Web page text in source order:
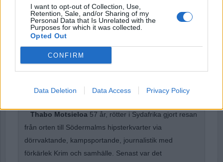
I want to opt-out of Collection, Use,
Retention, Sale, and/or Sharing of my
Personal Data that Is Unrelated with the
Purposes for which it was collected.
Opted Out
CONFIRM
Data Deletion Data Access Privacy Policy
Remember Me
Forgot Password
Stöd Para§rafs bevakning av rättssäkerheten
Thabo Motsieloa 57 år, rötter i Sydafrika gjort resan
från orten till Södermalms hipsterkvarter via
dörrvaktande, kampsportande, journalistik med
förkärlek Krim och samhälle. Senast var det